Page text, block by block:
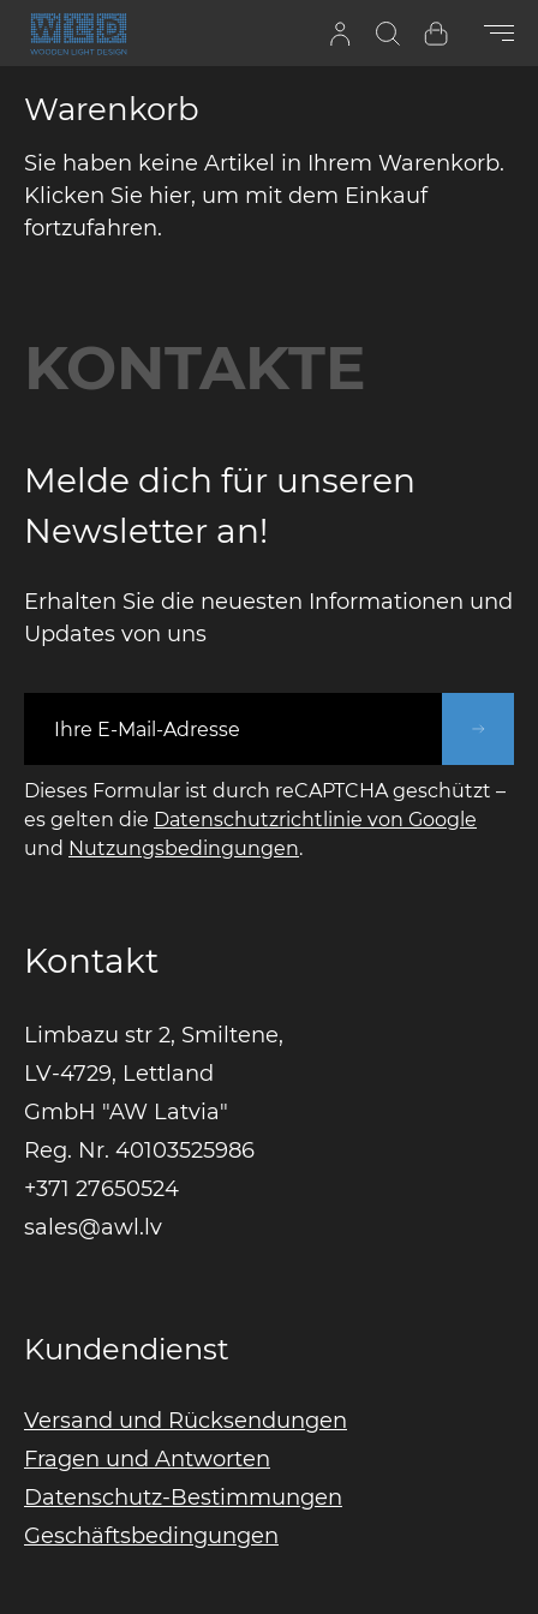
Zum Inhalt springen
Suchen
Warenkorb
Sie haben keine Artikel in Ihrem Warenkorb.
Klicken Sie hier, um mit dem Einkauf
fortzufahren.
KONTAKTE
Melde dich für unseren
Newsletter an!
Erhalten Sie die neuesten Informationen und
Updates von uns
Dieses Formular ist durch reCAPTCHA geschützt –
es gelten die Datenschutzrichtlinie von Google
und Nutzungsbedingungen.
Kontakt
Limbazu str 2, Smiltene,
LV-4729, Lettland
GmbH "AW Latvia"
Reg. Nr. 40103525986
+371 27650524
sales@awl.lv
Kundendienst
Versand und Rücksendungen
Fragen und Antworten
Datenschutz-Bestimmungen
Geschäftsbedingungen